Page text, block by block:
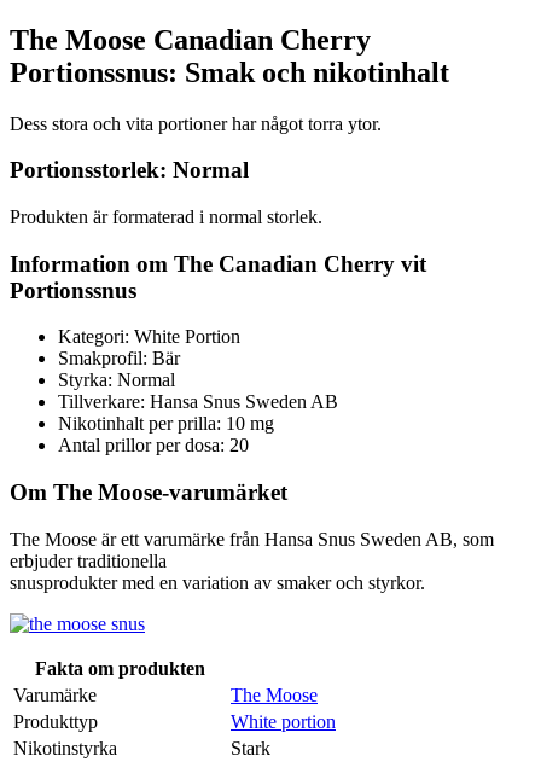
The Moose Canadian Cherry
Portionssnus: Smak och nikotinhalt
Dess stora och vita portioner har något torra ytor.
Portionsstorlek: Normal
Produkten är formaterad i normal storlek.
Information om The Canadian Cherry vit
Portionssnus
Kategori: White Portion
Smakprofil: Bär
Styrka: Normal
Tillverkare: Hansa Snus Sweden AB
Nikotinhalt per prilla: 10 mg
Antal prillor per dosa: 20
Om The Moose-varumärket
The Moose är ett varumärke från Hansa Snus Sweden AB, som
erbjuder traditionella
snusprodukter med en variation av smaker och styrkor.
Fakta om produkten
Varumärke
The Moose
Produkttyp
White portion
Nikotinstyrka
Stark